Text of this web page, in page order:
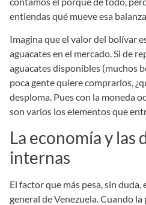
entiendas qué mueve esa
Imagina que el valor del bolívar
aguacates en el mercado. Si de
aguacates disponibles (muchos
poca gente quiere comprarlos,
desploma. Pues con la moneda
son varios los elementos que
La economía y las
internas
El factor que más pesa, sin
general de Venezuela. Cuando